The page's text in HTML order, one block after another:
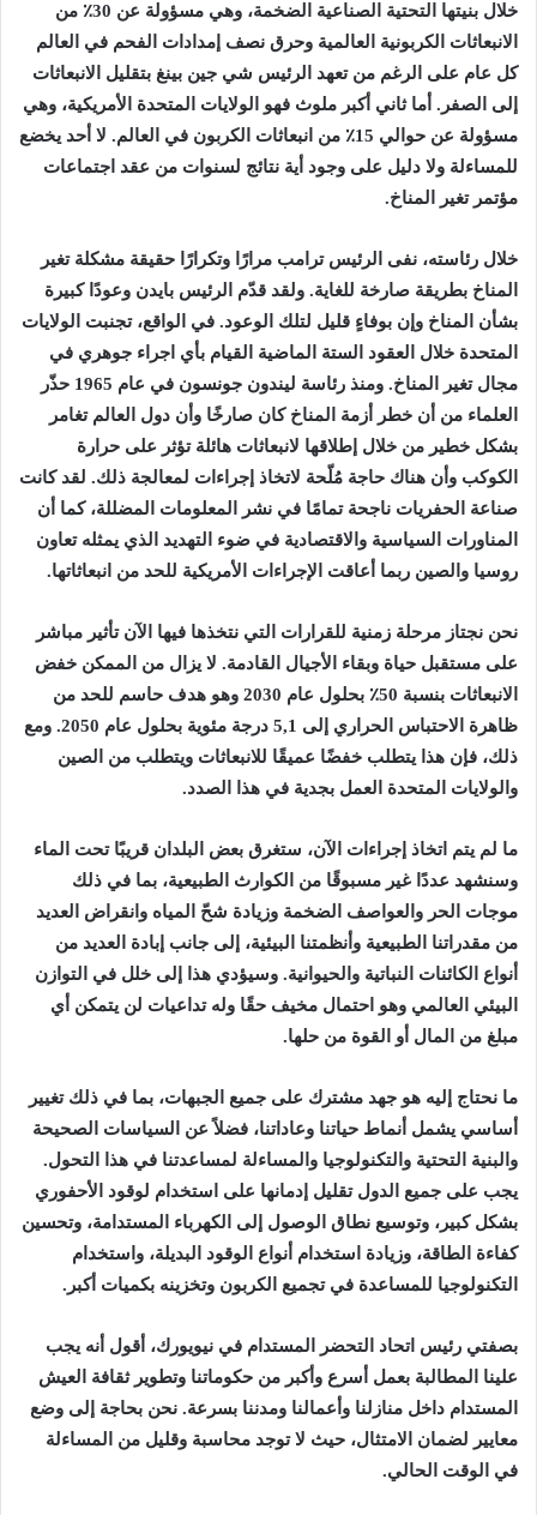
خلال بنيتها التحتية الصناعية الضخمة، وهي مسؤولة عن 30٪ من
الانبعاثات الكربونية العالمية وحرق نصف إمدادات الفحم في العالم
كل عام على الرغم من تعهد الرئيس شي جين بينغ بتقليل الانبعاثات
إلى الصفر. أما ثاني أكبر ملوث فهو الولايات المتحدة الأمريكية، وهي
مسؤولة عن حوالي 15٪ من انبعاثات الكربون في العالم. لا أحد يخضع
للمساءلة ولا دليل على وجود أية نتائج لسنوات من عقد اجتماعات
مؤتمر تغير المناخ.
خلال رئاسته، نفى الرئيس ترامب مرارًا وتكرارًا حقيقة مشكلة تغير
المناخ بطريقة صارخة للغاية. ولقد قدّم الرئيس بايدن وعودًا كبيرة
بشأن المناخ وإن بوفاءٍ قليل لتلك الوعود. في الواقع، تجنبت الولايات
المتحدة خلال العقود الستة الماضية القيام بأي اجراء جوهري في
مجال تغير المناخ. ومنذ رئاسة ليندون جونسون في عام 1965 حذّر
العلماء من أن خطر أزمة المناخ كان صارخًا وأن دول العالم تغامر
بشكل خطير من خلال إطلاقها لانبعاثات هائلة تؤثر على حرارة
الكوكب وأن هناك حاجة مُلّحة لاتخاذ إجراءات لمعالجة ذلك. لقد كانت
صناعة الحفريات ناجحة تمامًا في نشر المعلومات المضللة، كما أن
المناورات السياسية والاقتصادية في ضوء التهديد الذي يمثله تعاون
روسيا والصين ربما أعاقت الإجراءات الأمريكية للحد من انبعاثاتها.
نحن نجتاز مرحلة زمنية للقرارات التي نتخذها فيها الآن تأثير مباشر
على مستقبل حياة وبقاء الأجيال القادمة. لا يزال من الممكن خفض
الانبعاثات بنسبة 50٪ بحلول عام 2030 وهو هدف حاسم للحد من
ظاهرة الاحتباس الحراري إلى 5,1 درجة مئوية بحلول عام 2050. ومع
ذلك، فإن هذا يتطلب خفضًا عميقًا للانبعاثات ويتطلب من الصين
والولايات المتحدة العمل بجدية في هذا الصدد.
ما لم يتم اتخاذ إجراءات الآن، ستغرق بعض البلدان قريبًا تحت الماء
وسنشهد عددًا غير مسبوقًا من الكوارث الطبيعية، بما في ذلك
موجات الحر والعواصف الضخمة وزيادة شحّ المياه وانقراض العديد
من مقدراتنا الطبيعية وأنظمتنا البيئية، إلى جانب إبادة العديد من
أنواع الكائنات النباتية والحيوانية. وسيؤدي هذا إلى خلل في التوازن
البيئي العالمي وهو احتمال مخيف حقًا وله تداعيات لن يتمكن أي
مبلغ من المال أو القوة من حلها.
ما نحتاج إليه هو جهد مشترك على جميع الجبهات، بما في ذلك تغيير
أساسي يشمل أنماط حياتنا وعاداتنا، فضلاً عن السياسات الصحيحة
والبنية التحتية والتكنولوجيا والمساءلة لمساعدتنا في هذا التحول.
يجب على جميع الدول تقليل إدمانها على استخدام لوقود الأحفوري
بشكل كبير، وتوسيع نطاق الوصول إلى الكهرباء المستدامة، وتحسين
كفاءة الطاقة، وزيادة استخدام أنواع الوقود البديلة، واستخدام
التكنولوجيا للمساعدة في تجميع الكربون وتخزينه بكميات أكبر.
بصفتي رئيس اتحاد التحضر المستدام في نيويورك، أقول أنه يجب
علينا المطالبة بعمل أسرع وأكبر من حكوماتنا وتطوير ثقافة العيش
المستدام داخل منازلنا وأعمالنا ومدننا بسرعة. نحن بحاجة إلى وضع
معايير لضمان الامتثال، حيث لا توجد محاسبة وقليل من المساءلة
في الوقت الحالي.